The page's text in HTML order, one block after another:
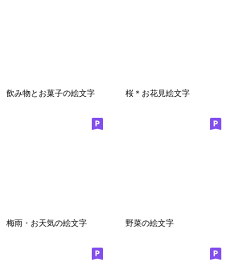
飲み物とお菓子の絵文字 桜＊お花見絵文字
梅雨・お天気の絵文字 野菜の絵文字